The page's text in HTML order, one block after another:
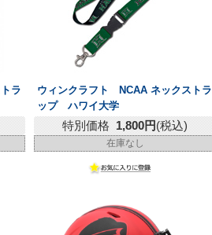
ラ
ウィンクラフト NCAA ネックストラ
ップ ハワイ大学
特別価格 1,800円(税込)
在庫なし